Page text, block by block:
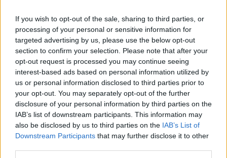
If you wish to opt-out of the sale, sharing to third parties, or
processing of your personal or sensitive information for
targeted advertising by us, please use the below opt-out
section to confirm your selection. Please note that after your
opt-out request is processed you may continue seeing
interest-based ads based on personal information utilized by
us or personal information disclosed to third parties prior to
your opt-out. You may separately opt-out of the further
disclosure of your personal information by third parties on the
IAB’s list of downstream participants. This information may
also be disclosed by us to third parties on the IAB’s List of
Downstream Participants that may further disclose it to other
Magyarország és Szlovákia felé leállt a
kőolajszállítás. Andrej Plenkovic horvát
miniszterelnök szerint Magyarország és
Szlovákia energiabiztonsága nincs veszélyben,
szerinte a horvát rendszereken keresztül a két
ország energiaellátása nem kérdéses. A
legfrissebb hírek szerint azonban már c
sütörtökön újraindulhat a Barátság
kőolajvezeték.